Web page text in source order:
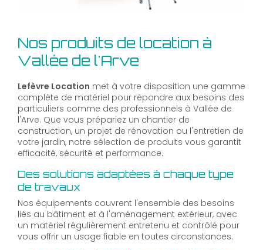
Nos produits de location à
Vallée de l'Arve
Lefèvre Location met à votre disposition une gamme
complète de matériel pour répondre aux besoins des
particuliers comme des professionnels à Vallée de
l'Arve. Que vous prépariez un chantier de
construction, un projet de rénovation ou l'entretien de
votre jardin, notre sélection de produits vous garantit
efficacité, sécurité et performance.
Des solutions adaptées à chaque type
de travaux
Nos équipements couvrent l'ensemble des besoins
liés au bâtiment et à l'aménagement extérieur, avec
un matériel régulièrement entretenu et contrôlé pour
vous offrir un usage fiable en toutes circonstances.